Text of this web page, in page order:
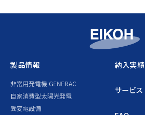
製品情報
非常用発電機 GENERAC
自家消費型太陽光発電
受変電設備
納入実績
サービス